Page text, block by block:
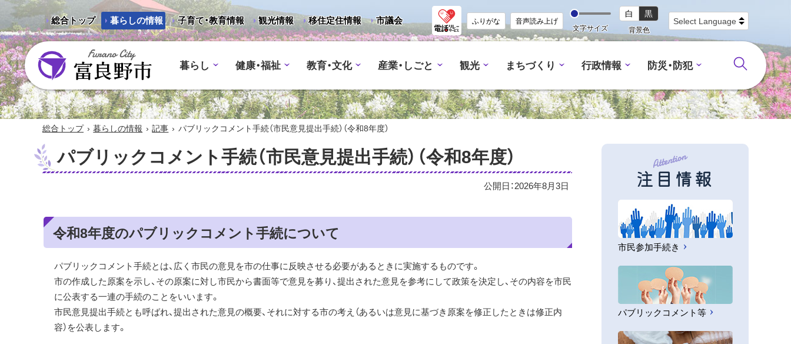
総合トップ 暮らしの情報 子育て・教育情報 観光情報 移住定住情報 市議会 ふりがな
音声読み上げ
文字サイズ
背景色
白 黒
富良野市 - Frano City
暮らし 健康・福祉 教育・文化 産業・しごと 観光 まちづくり 行政情報 防災・防犯
総合トップ › 暮らしの情報 › 記事 › パブリックコメント手続（市民意見提出手続）（令和8年度）
パブリックコメント手続（市民意見提出手続）（令和8年度）
公開日：2026年8月3日
令和8年度のパブリックコメント手続について
パブリックコメント手続とは、広く市民の意見を市の仕事に反映させる必要があるときに実施するものです。
市の作成した原案を示し、その原案に対し市民から書面等で意見を募り、提出された意見を参考にして政策を決定し、その内容を市民
に公表する一連の手続のことをいいます。
市民意見提出手続とも呼ばれ、提出された意見の概要、それに対する市の考え（あるいは意見に基づき原案を修正したときは修正内
容）を公表します。
注目情報
市民参加手続き
パブリックコメント等